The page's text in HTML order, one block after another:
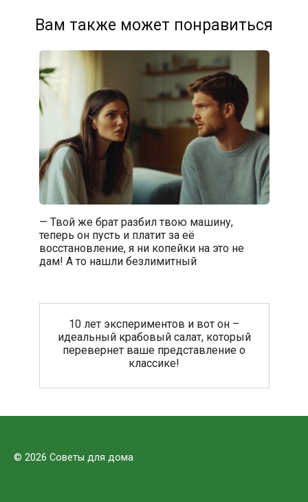
Вам также может понравиться
— Твой же брат разбил твою машину,
теперь он пусть и платит за её
восстановление, я ни копейки на это не
дам! А то нашли безлимитный
10 лет экспериментов и вот он –
идеальный крабовый салат, который
перевернет ваше представление о
классике!
© 2026 Советы для дома